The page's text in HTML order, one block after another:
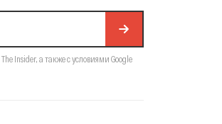
The Insider, а также с условиями Google